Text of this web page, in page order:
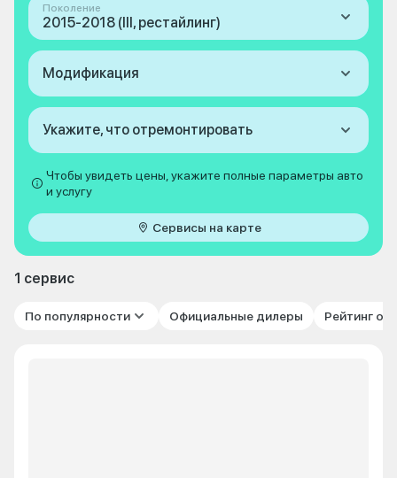
Поколение
2015-2018 (III, рестайлинг)
Модификация
Укажите, что отремонтировать
Чтобы увидеть цены, укажите полные параметры авто
и услугу
Сервисы на карте
1 сервис
По популярности Официальные дилеры Рейтинг